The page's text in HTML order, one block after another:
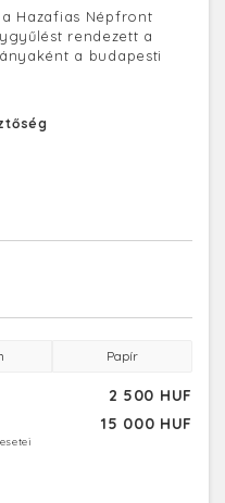
Hazafias Népfront
rendezett a
a budapesti
Papír
2 500 HUF
15 000 HUF